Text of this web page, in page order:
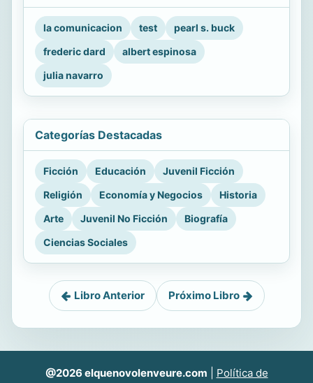
la comunicacion test
pearl s. buck
frederic dard
albert espinosa
julia navarro
Categorías Destacadas
Ficción Educación
Juvenil Ficción
Religión
Economía y Negocios
Historia
Arte
Juvenil No Ficción
Biografía
Ciencias Sociales
Libro Anterior Próximo Libro
@2026 elquenovolenveure.com Política de